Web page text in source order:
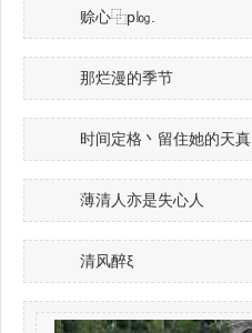
赊心⿻p㏒.
那烂漫的季节
时间定格丶留住她的天真
薄清人亦是失心人
清风醉ξ